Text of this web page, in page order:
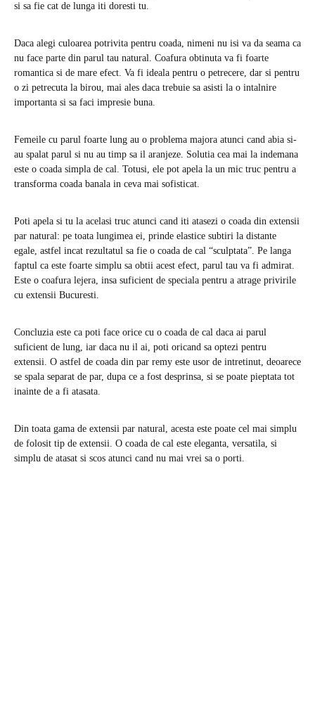
si sa fie cat de lunga iti doresti tu.
Daca alegi culoarea potrivita pentru coada, nimeni nu isi va da seama ca
nu face parte din parul tau natural. Coafura obtinuta va fi foarte
romantica si de mare efect. Va fi ideala pentru o petrecere, dar si pentru
o zi petrecuta la birou, mai ales daca trebuie sa asisti la o intalnire
importanta si sa faci impresie buna.
Femeile cu parul foarte lung au o problema majora atunci cand abia si-
au spalat parul si nu au timp sa il aranjeze. Solutia cea mai la indemana
este o coada simpla de cal. Totusi, ele pot apela la un mic truc pentru a
transforma coada banala in ceva mai sofisticat.
Poti apela si tu la acelasi truc atunci cand iti atasezi o coada din extensii
par natural: pe toata lungimea ei, prinde elastice subtiri la distante
egale, astfel incat rezultatul sa fie o coada de cal “sculptata”. Pe langa
faptul ca este foarte simplu sa obtii acest efect, parul tau va fi admirat.
Este o coafura lejera, insa suficient de speciala pentru a atrage privirile
cu extensii Bucuresti.
Concluzia este ca poti face orice cu o coada de cal daca ai parul
suficient de lung, iar daca nu il ai, poti oricand sa optezi pentru
extensii. O astfel de coada din par remy este usor de intretinut, deoarece
se spala separat de par, dupa ce a fost desprinsa, si se poate pieptata tot
inainte de a fi atasata.
Din toata gama de extensii par natural, acesta este poate cel mai simplu
de folosit tip de extensii. O coada de cal este eleganta, versatila, si
simplu de atasat si scos atunci cand nu mai vrei sa o porti.